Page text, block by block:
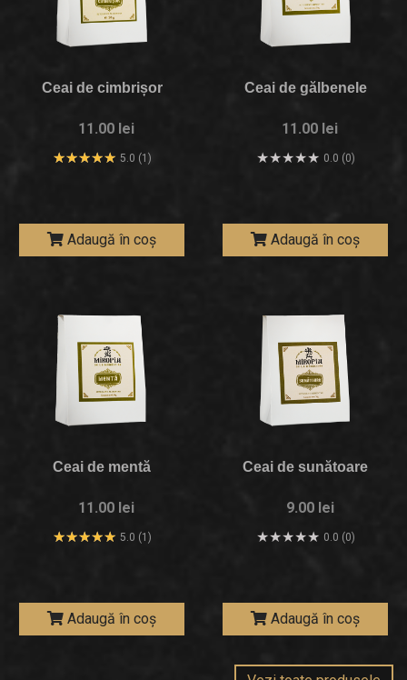
Ceai de cimbrișor
11.00 lei
5.0 (1)
Adaugă în coș
Ceai de gălbenele
11.00 lei
0.0 (0)
Adaugă în coș
Ceai de mentă
11.00 lei
5.0 (1)
Adaugă în coș
Ceai de sunătoare
9.00 lei
0.0 (0)
Adaugă în coș